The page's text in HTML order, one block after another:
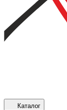
Каталог